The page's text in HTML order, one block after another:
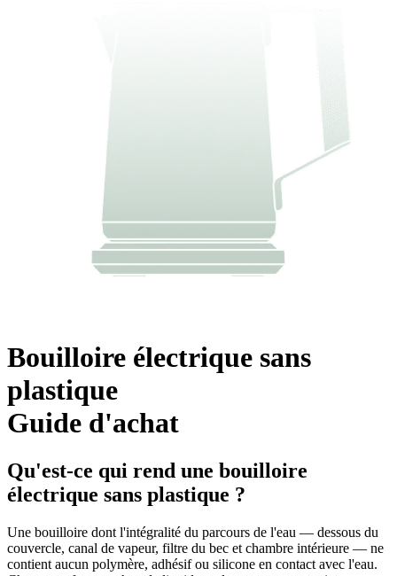
Bouilloire électrique sans
plastique
Guide d'achat
Qu'est-ce qui rend une bouilloire
électrique sans plastique ?
Une bouilloire dont l'intégralité du parcours de l'eau — dessous du
couvercle, canal de vapeur, filtre du bec et chambre intérieure — ne
contient aucun polymère, adhésif ou silicone en contact avec l'eau.